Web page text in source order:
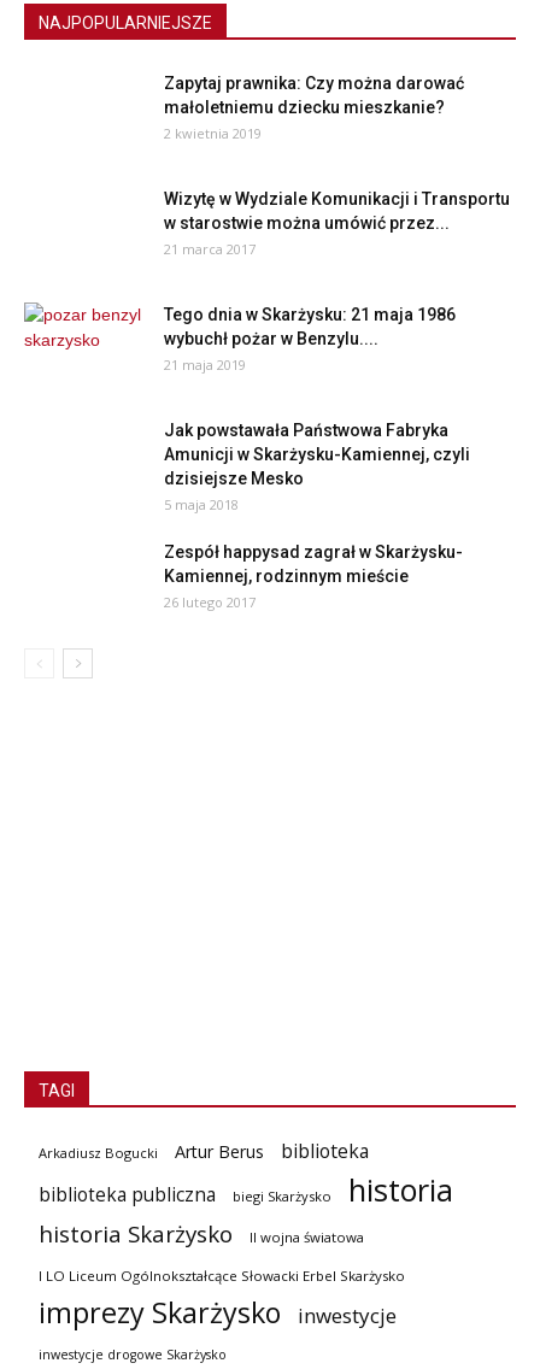
NAJPOPULARNIEJSZE
Zapytaj prawnika: Czy można darować
małoletniemu dziecku mieszkanie?
2 kwietnia 2019
Wizytę w Wydziale Komunikacji i Transportu
w starostwie można umówić przez...
21 marca 2017
Tego dnia w Skarżysku: 21 maja 1986
wybuchł pożar w Benzylu....
21 maja 2019
Jak powstawała Państwowa Fabryka
Amunicji w Skarżysku-Kamiennej, czyli
dzisiejsze Mesko
5 maja 2018
Zespół happysad zagrał w Skarżysku-
Kamiennej, rodzinnym mieście
26 lutego 2017
TAGI
Arkadiusz Bogucki Artur Berus
biblioteka
biblioteka publiczna
biegi Skarżysko historia
historia Skarżysko II wojna światowa
I LO Liceum Ogólnokształcące Słowacki Erbel Skarżysko
imprezy Skarżysko inwestycje
inwestycje drogowe Skarżysko